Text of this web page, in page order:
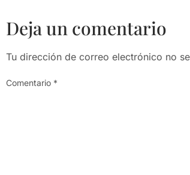
Deja un comentario
Tu dirección de correo electrónico no
Comentario *